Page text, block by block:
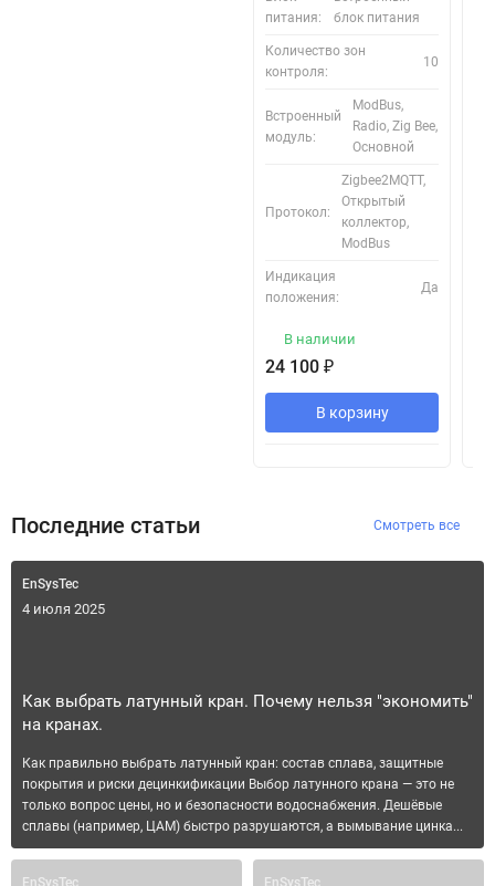
питания:
блок питания
Количество зон
контроля:
10
Встроенный
модуль:
ModBus,
Radio, Zig Bee,
Основной
Протокол:
Zigbee2MQTT,
Открытый
коллектор,
ModBus
Индикация
положения:
Да
В наличии
24 100 ₽
В корзину
Последние статьи Смотреть все
EnSysTec
4 июля 2025
Как выбрать латунный кран. Почему нельзя "экономить"
на кранах.
Как правильно выбрать латунный кран: состав сплава, защитные
покрытия и риски децинкификации Выбор латунного крана — это не
только вопрос цены, но и безопасности водоснабжения. Дешёвые
сплавы (например, ЦАМ) быстро разрушаются, а вымывание цинка...
EnSysTec EnSysTec